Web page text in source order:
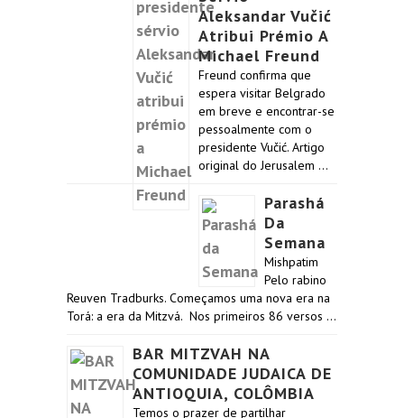
Aleksandar Vučić
Atribui Prémio A
Michael Freund
Freund confirma que
espera visitar Belgrado
em breve e encontrar-se
pessoalmente com o
presidente Vučić. Artigo
original do Jerusalem …
Parashá
Da
Semana
Mishpatim
Pelo rabino
Reuven Tradburks. Começamos uma nova era na
Torá: a era da Mitzvá. Nos primeiros 86 versos …
BAR MITZVAH NA
COMUNIDADE JUDAICA DE
ANTIOQUIA, COLÔMBIA
Temos o prazer de partilhar